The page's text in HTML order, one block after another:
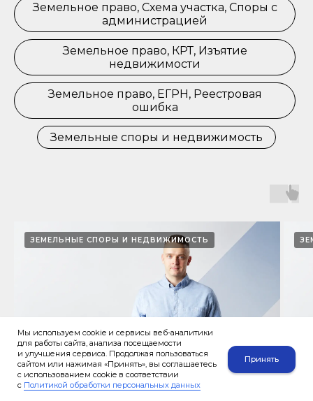
Земельное право, Схема участка, Споры с
администрацией
Земельное право, КРТ, Изъятие
недвижимости
Земельное право, ЕГРН, Реестровая
ошибка
Земельные споры и недвижимость
ЗЕМЕЛЬНЫЕ СПОРЫ И НЕДВИЖИМОСТЬ
Мы используем cookie и сервисы веб-аналитики
для работы сайта, анализа посещаемости
и улучшения сервиса. Продолжая пользоваться
сайтом или нажимая «Принять», вы соглашаетесь
с использованием cookie в соответствии
с Политикой обработки персональных данных
Принять